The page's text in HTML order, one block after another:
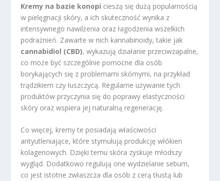
Kremy na bazie konopi cieszą się dużą popularnością
w pielęgnacji skóry, a ich skuteczność wynika z
intensywnego nawilżenia oraz łagodzenia wszelkich
podrażnień. Zawarte w nich kannabinoidy, takie jak
cannabidiol (CBD), wykazują działanie przeciwzapalne,
co może być szczególnie pomocne dla osób
borykających się z problemami skórnymi, na przykład
trądzikiem czy łuszczycą. Regularne używanie tych
produktów przyczynia się do poprawy elastyczności
skóry oraz wspiera jej naturalną regenerację.
Co więcej, kremy te posiadają właściwości
antyutleniające, które stymulują produkcję włókien
kolagenowych. Dzięki temu skóra zyskuje młodszy
wygląd. Dodatkowo regulują one wydzielanie sebum,
co jest istotne zwłaszcza dla osób z cerą tłustą lub